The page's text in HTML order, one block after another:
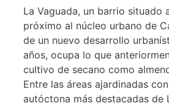
La Vaguada, un barrio situado
próximo al núcleo urbano de
de un nuevo desarrollo
años, ocupa lo que
cultivo de secano como
Entre las áreas ajardinadas
autóctona más destacadas de